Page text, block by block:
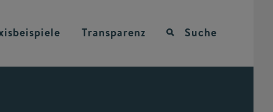
Transparenz Suche